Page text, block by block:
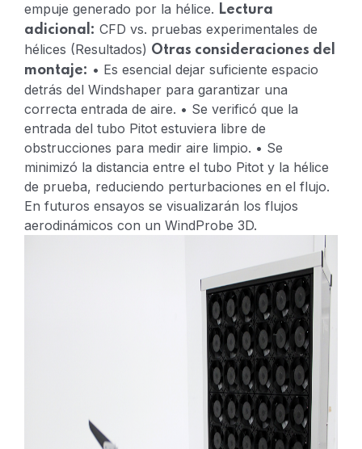
empuje generado por la hélice. Lectura
adicional: CFD vs. pruebas experimentales de
hélices (Resultados) Otras consideraciones del
montaje: • Es esencial dejar suficiente espacio
detrás del Windshaper para garantizar una
correcta entrada de aire. • Se verificó que la
entrada del tubo Pitot estuviera libre de
obstrucciones para medir aire limpio. • Se
minimizó la distancia entre el tubo Pitot y la hélice
de prueba, reduciendo perturbaciones en el flujo.
En futuros ensayos se visualizarán los flujos
aerodinámicos con un WindProbe 3D.